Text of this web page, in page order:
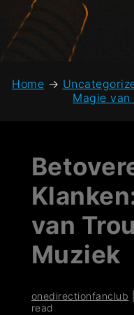
Home →
Magie van
van
Muziek
onedirectionfanclub
read